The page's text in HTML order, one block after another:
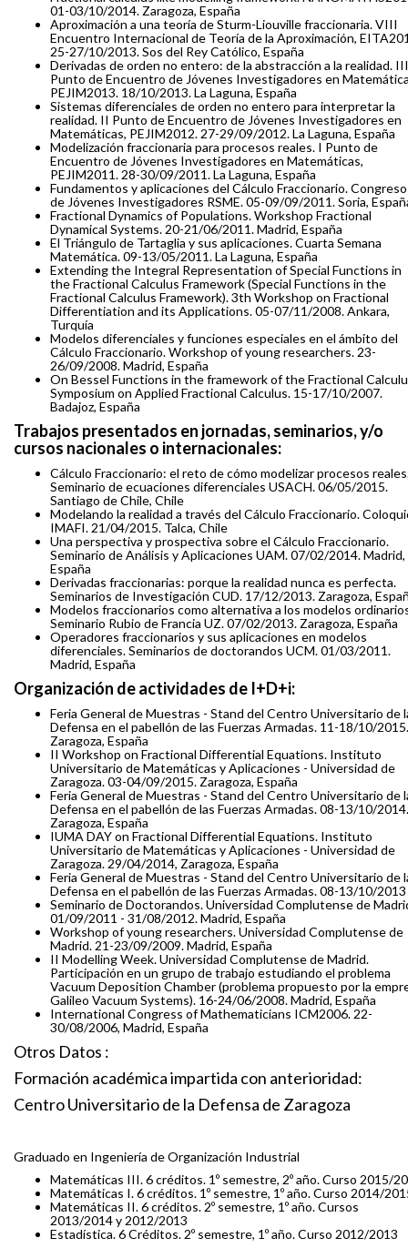
01-03/10/2014. Zaragoza, España
Aproximación a una teoría de Sturm-Liouville fraccionaria. VIII
Encuentro Internacional de Teoría de la Aproximación,
25-27/10/2013. Sos del Rey Católico, España
Derivadas de orden no entero: de la abstracción a la realidad. III
Punto de Encuentro de Jóvenes Investigadores en
PEJIM2013. 18/10/2013. La Laguna, España
Sistemas diferenciales de orden no entero para interpretar la
realidad. II Punto de Encuentro de Jóvenes Investigadores en
Matemáticas, PEJIM2012. 27-29/09/2012. La Laguna, España
Modelización fraccionaria para procesos reales. I Punto de
Encuentro de Jóvenes Investigadores en Matemáticas,
PEJIM2011. 28-30/09/2011. La Laguna, España
Fundamentos y aplicaciones del Cálculo Fraccionario. Congreso
de Jóvenes Investigadores RSME. 05-09/09/2011. Soria,
Fractional Dynamics of Populations. Workshop Fractional
Dynamical Systems. 20-21/06/2011. Madrid, España
El Triángulo de Tartaglia y sus aplicaciones. Cuarta Semana
Matemática. 09-13/05/2011. La Laguna, España
Extending the Integral Representation of Special Functions in
the Fractional Calculus Framework (Special Functions in the
Fractional Calculus Framework). 3th Workshop on Fractional
Differentiation and its Applications. 05-07/11/2008. Ankara,
Turquía
Modelos diferenciales y funciones especiales en el ámbito del
Cálculo Fraccionario. Workshop of young researchers. 23-
26/09/2008. Madrid, España
On Bessel Functions in the framework of the Fractional
Symposium on Applied Fractional Calculus. 15-17/10/2007.
Badajoz, España
Trabajos presentados en jornadas, seminarios, y/o
cursos nacionales o internacionales:
Cálculo Fraccionario: el reto de cómo modelizar procesos
Seminario de ecuaciones diferenciales USACH. 06/05/2015.
Santiago de Chile, Chile
Modelando la realidad a través del Cálculo Fraccionario.
IMAFI. 21/04/2015. Talca, Chile
Una perspectiva y prospectiva sobre el Cálculo Fraccionario.
Seminario de Análisis y Aplicaciones UAM. 07/02/2014. Madrid,
España
Derivadas fraccionarias: porque la realidad nunca es perfecta.
Seminarios de Investigación CUD. 17/12/2013. Zaragoza,
Modelos fraccionarios como alternativa a los modelos
Seminario Rubio de Francia UZ. 07/02/2013. Zaragoza, España
Operadores fraccionarios y sus aplicaciones en modelos
diferenciales. Seminarios de doctorandos UCM. 01/03/2011.
Madrid, España
Organización de actividades de I+D+i:
Feria General de Muestras - Stand del Centro Universitario de
Defensa en el pabellón de las Fuerzas Armadas. 11-18/10/2015.
Zaragoza, España
II Workshop on Fractional Differential Equations. Instituto
Universitario de Matemáticas y Aplicaciones - Universidad de
Zaragoza. 03-04/09/2015. Zaragoza, España
Feria General de Muestras - Stand del Centro Universitario de
Defensa en el pabellón de las Fuerzas Armadas. 08-13/10/2014.
Zaragoza, España
IUMA DAY on Fractional Differential Equations. Instituto
Universitario de Matemáticas y Aplicaciones - Universidad de
Zaragoza. 29/04/2014, Zaragoza, España
Feria General de Muestras - Stand del Centro Universitario de
Defensa en el pabellón de las Fuerzas Armadas. 08-13/10/2013
Seminario de Doctorandos. Universidad Complutense de
01/09/2011 - 31/08/2012. Madrid, España
Workshop of young researchers. Universidad Complutense de
Madrid. 21-23/09/2009. Madrid, España
II Modelling Week. Universidad Complutense de Madrid.
Participación en un grupo de trabajo estudiando el problema
Vacuum Deposition Chamber (problema propuesto por la
Galileo Vacuum Systems). 16-24/06/2008. Madrid, España
International Congress of Mathematicians ICM2006. 22-
30/08/2006, Madrid, España
Otros Datos :
Formación académica impartida con anterioridad:
Centro Universitario de la Defensa de Zaragoza
Graduado en Ingeniería de Organización Industrial
Matemáticas III. 6 créditos. 1º semestre, 2º año. Curso 2015/
Matemáticas I. 6 créditos. 1º semestre, 1º año. Curso 2014/
Matemáticas II. 6 créditos. 2º semestre, 1º año. Cursos
2013/2014 y 2012/2013
Estadística. 6 Créditos. 2º semestre, 1º año. Curso 2012/2013